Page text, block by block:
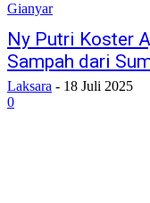
Gianyar
Ny Putri Koster
Sampah dari
Laksara - 18 Juli 2025
0